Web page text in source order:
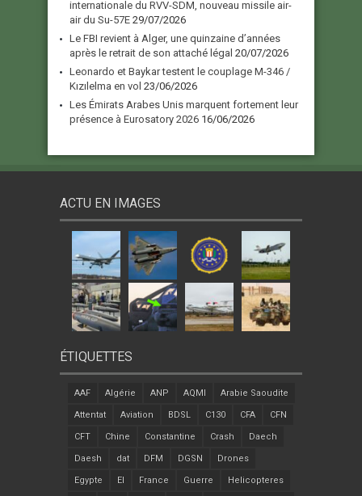
internationale du RVV-SDM, nouveau missile air-
air du Su-57E 29/07/2026
Le FBI revient à Alger, une quinzaine d’années
après le retrait de son attaché légal 20/07/2026
Leonardo et Baykar testent le couplage M-346 /
Kızılelma en vol 23/06/2026
Les Émirats Arabes Unis marquent fortement leur
présence à Eurosatory 2026 16/06/2026
ACTU EN IMAGES
ÉTIQUETTES
AAF Algérie ANP AQMI Arabie Saoudite
Attentat Aviation BDSL C130 CFA CFN
CFT Chine Constantine Crash Daech
Daesh dat DFM DGSN Drones
Egypte EI France Guerre Helicopteres